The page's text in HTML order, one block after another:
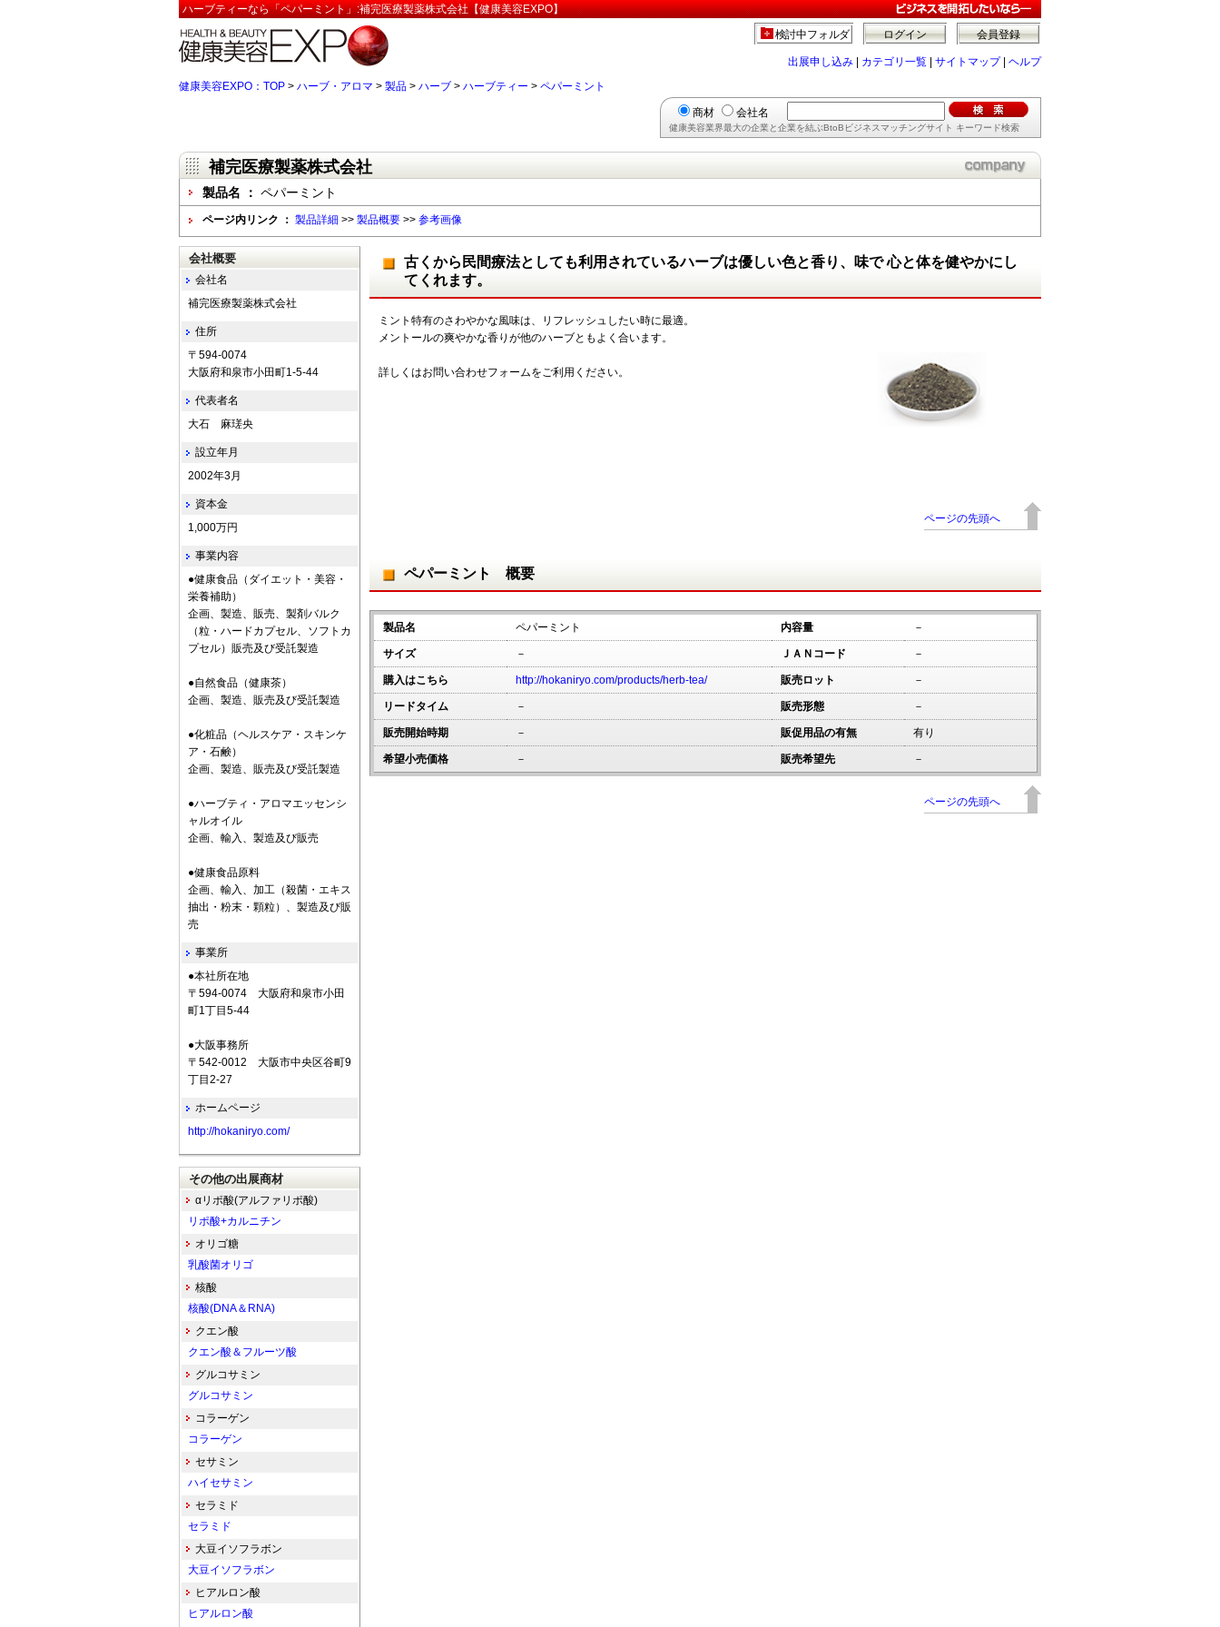
ハーブティーなら「ペパーミント」:補完医療製薬株式会社【健康美容EXPO】
会員登録
ログイン
検討中フォルダ
出展申し込み カテゴリ一覧 サイトマップ| ヘルプ
健康美容EXPO：TOP > ハーブ・アロマ > 製品 > ハーブ > ハーブティー > ペパーミント
商材 会社名
健康美容業界最大の企業と企業を結ぶBtoBビジネスマッチングサイト キーワード検索
補完医療製薬株式会社
製品名 ： ペパーミント
ページ内リンク ： 製品詳細 >> 製品概要 >> 参考画像
古くから民間療法としても利用されているハーブは優しい色と香り、味で 心と体を健やかにし
てくれます。
ミント特有のさわやかな風味は、リフレッシュしたい時に最適。
メントールの爽やかな香りが他のハーブともよく合います。
詳しくはお問い合わせフォームをご利用ください。
ページの先頭へ
ペパーミント 概要
製品名 ペパーミント 内容量 －
サイズ － ＪＡＮコード －
購入はこちら http://hokaniryo.com/products/herb-tea/ 販売ロット －
リードタイム － 販売形態 －
販売開始時期 － 販促用品の有無 有り
希望小売価格 － 販売希望先 －
ページの先頭へ
会社概要
会社名
補完医療製薬株式会社
住所
〒594-0074
大阪府和泉市小田町1-5-44
代表者名
大石 麻瑳央
設立年月
2002年3月
資本金
1,000万円
事業内容
●健康食品（ダイエット・美容・
栄養補助）
企画、製造、販売、製剤バルク
（粒・ハードカプセル、ソフトカ
プセル）販売及び受託製造
●自然食品（健康茶）
企画、製造、販売及び受託製造
●化粧品（ヘルスケア・スキンケ
ア・石鹸）
企画、製造、販売及び受託製造
●ハーブティ・アロマエッセンシ
ャルオイル
企画、輸入、製造及び販売
●健康食品原料
企画、輸入、加工（殺菌・エキス
抽出・粉末・顆粒）、製造及び販
売
事業所
●本社所在地
〒594-0074 大阪府和泉市小田
町1丁目5-44
●大阪事務所
〒542-0012 大阪市中央区谷町9
丁目2-27
ホームページ
http://hokaniryo.com/
その他の出展商材
αリポ酸(アルファリポ酸)
リポ酸+カルニチン
オリゴ糖
乳酸菌オリゴ
核酸
核酸(DNA＆RNA)
クエン酸
クエン酸＆フルーツ酸
グルコサミン
グルコサミン
コラーゲン
コラーゲン
セサミン
ハイセサミン
セラミド
セラミド
大豆イソフラボン
大豆イソフラボン
ヒアルロン酸
ヒアルロン酸